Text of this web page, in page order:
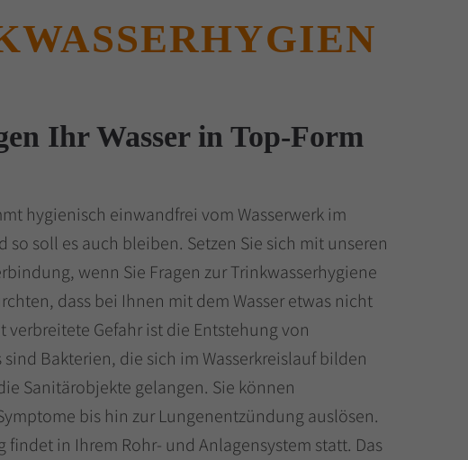
Ihr Wasser in Top-Form
hygienisch einwandfrei vom Wasserwerk im
so soll es auch bleiben. Setzen Sie sich mit unseren
wenn Sie Fragen zur Trinkwasserhygiene
dass bei Ihnen mit dem Wasser etwas nicht
verbreitete Gefahr ist die Entstehung von
sind Bakterien, die sich im Wasserkreislauf bilden
Sanitärobjekte gelangen. Sie können
bis hin zur Lungenentzündung auslösen.
findet in Ihrem Rohr- und Anlagensystem statt. Das